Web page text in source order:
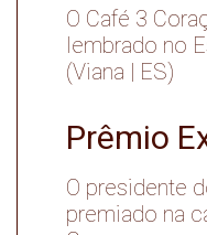
O Café 3
lembrado no
(Viana | ES)
Prêmio
O presidente
premiado na